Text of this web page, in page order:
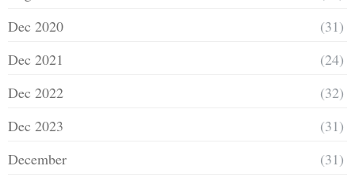
Dec 2020
(31)
Dec 2021
(24)
Dec 2022
(32)
Dec 2023
(31)
December
(31)